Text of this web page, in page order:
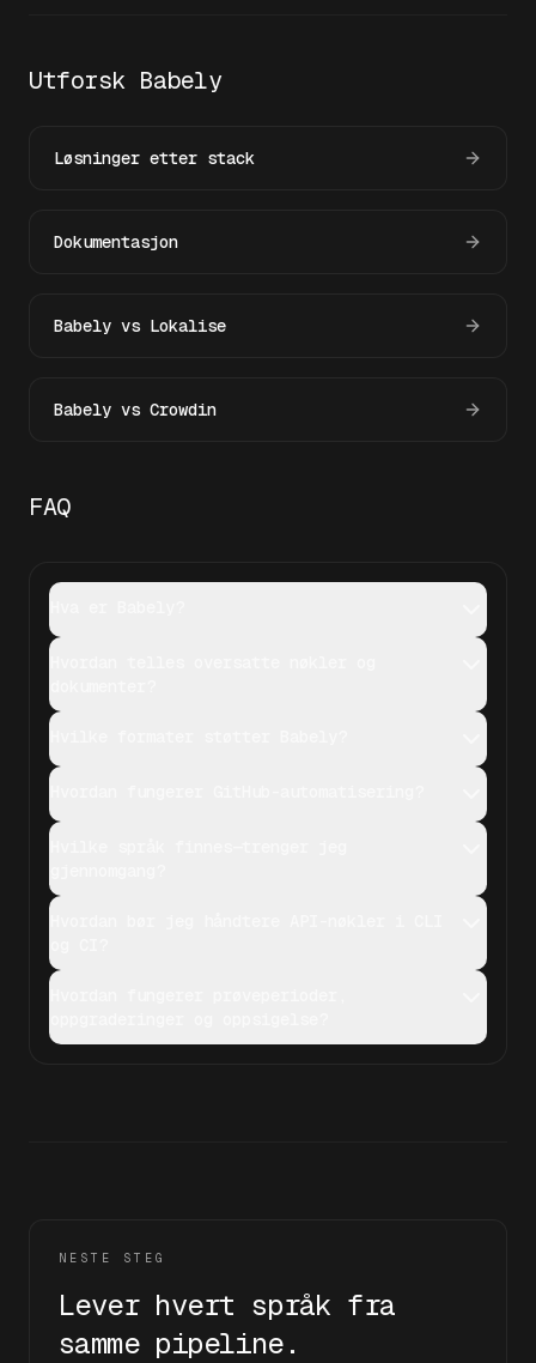
Utforsk Babely
Løsninger etter stack
Dokumentasjon
Babely vs Lokalise
Babely vs Crowdin
FAQ
NESTE STEG
Lever hvert språk fra
samme pipeline.